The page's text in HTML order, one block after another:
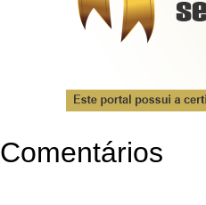
Comentários